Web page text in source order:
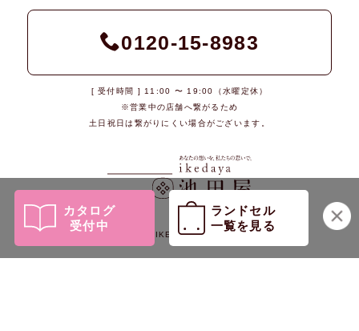
カタログ
受付中
ランドセル
一覧を見る
0120-15-8983
[ 受付時間 ] 11:00 〜 19:00（水曜定休）
※営業中の店舗へ繋がるため
土日祝日は繋がりにくい場合がございます。
© 2026 IKEDAYA Co., Ltd.